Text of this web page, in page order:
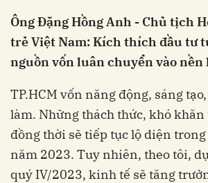
Ông Đặng Hồng Anh - Chủ tịch
trẻ Việt Nam: Kích thích đầu tư
nguồn vốn luân chuyển vào
TP.HCM vốn năng động, sáng
làm. Những thách thức, khó khăn
đồng thời sẽ tiếp tục lộ diện
năm 2023. Tuy nhiên, theo tôi,
quý IV/2023, kinh tế sẽ tăng